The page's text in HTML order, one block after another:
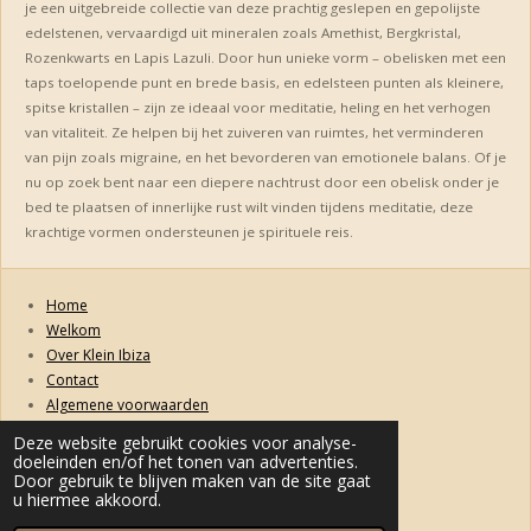
Deze website gebruikt cookies voor analyse-
doeleinden en/of het tonen van advertenties.
Door gebruik te blijven maken van de site gaat
u hiermee akkoord.
je een uitgebreide collectie van deze prachtig geslepen en gepolijste
edelstenen, vervaardigd uit mineralen zoals Amethist, Bergkristal,
Rozenkwarts en Lapis Lazuli. Door hun unieke vorm – obelisken met een
taps toelopende punt en brede basis, en edelsteen punten als kleinere,
spitse kristallen – zijn ze ideaal voor meditatie, heling en het verhogen
van vitaliteit. Ze helpen bij het zuiveren van ruimtes, het verminderen
van pijn zoals migraine, en het bevorderen van emotionele balans. Of je
nu op zoek bent naar een diepere nachtrust door een obelisk onder je
bed te plaatsen of innerlijke rust wilt vinden tijdens meditatie, deze
krachtige vormen ondersteunen je spirituele reis.
Home
Welkom
Over Klein Ibiza
Contact
Algemene voorwaarden
Privacybeleid
Levertijd & Verzendkosten